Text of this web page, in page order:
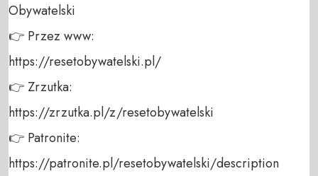
Obywatelski
👉 Przez www:
https://resetobywatelski.pl/
👉 Zrzutka:
https://zrzutka.pl/z/resetobywatelski
👉 Patronite:
https://patronite.pl/resetobywatelski/description